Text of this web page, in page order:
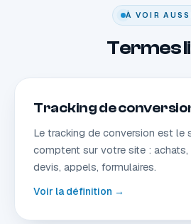
À VOIR
Termes
Tracking de
Le tracking de conversion est le
comptent sur votre site :
devis, appels, formulaires.
Voir la définition →